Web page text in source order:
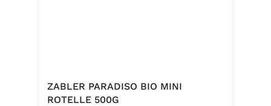
ZABLER PARADISO BIO MINI
ROTELLE 500G